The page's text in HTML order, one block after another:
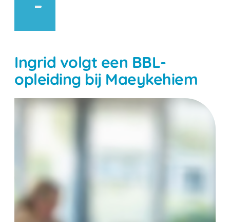
Ingrid volgt een BBL-
opleiding bij Maeykehiem